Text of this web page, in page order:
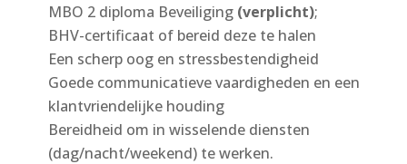
MBO 2 diploma Beveiliging (verplicht);
BHV-certificaat of bereid deze te halen
Een scherp oog en stressbestendigheid
Goede communicatieve vaardigheden en een
klantvriendelijke houding
Bereidheid om in wisselende diensten
(dag/nacht/weekend) te werken.